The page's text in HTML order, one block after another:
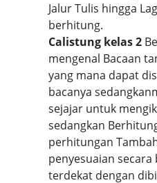
Jalur Tulis hingga
berhitung.
Calistung kelas 2
mengenal Bacaan
yang mana dapat
bacanya
sejajar untuk
sedangkan
perhitungan
penyesuaian
terdekat dengan